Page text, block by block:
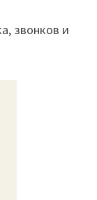
звонков и